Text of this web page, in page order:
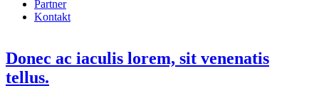
Partner
Kontakt
Donec ac iaculis lorem, sit venenatis
tellus.